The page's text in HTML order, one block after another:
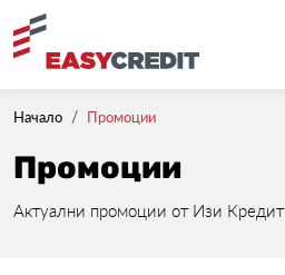
Начало Промоции
Промоции
Актуални промоции от Изи Кредит